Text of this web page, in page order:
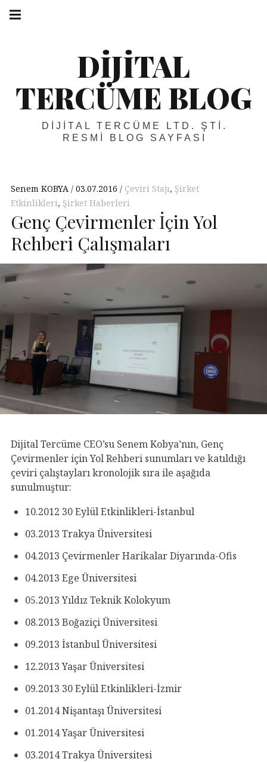
Skip
DIJITAL
TERCÜME BLOG
DIJITAL TERCÜME LTD. ŞTI.
RESMI BLOG SAYFASI
navigation
Senem KOBYA 03.07.2016 Çeviri Stajı, Şirket
Etkinlikleri, Şirket Haberleri
Genç Çevirmenler İçin Yol
Rehberi Çalışmaları
Dijital Tercüme CEO’su Senem Kobya’nın, Genç
Çevirmenler için Yol Rehberi sunumları ve katıldığı
çeviri çalıştayları kronolojik sıra ile aşağıda
sunulmuştur:
10.2012 30 Eylül Etkinlikleri-İstanbul
03.2013 Trakya Üniversitesi
04.2013 Çevirmenler Harikalar Diyarında-Ofis
04.2013 Ege Üniversitesi
05.2013 Yıldız Teknik Kolokyum
08.2013 Boğaziçi Üniversitesi
09.2013 İstanbul Üniversitesi
12.2013 Yaşar Üniversitesi
09.2013 30 Eylül Etkinlikleri-İzmir
01.2014 Nişantaşı Üniversitesi
01.2014 Yaşar Üniversitesi
03.2014 Trakya Üniversitesi